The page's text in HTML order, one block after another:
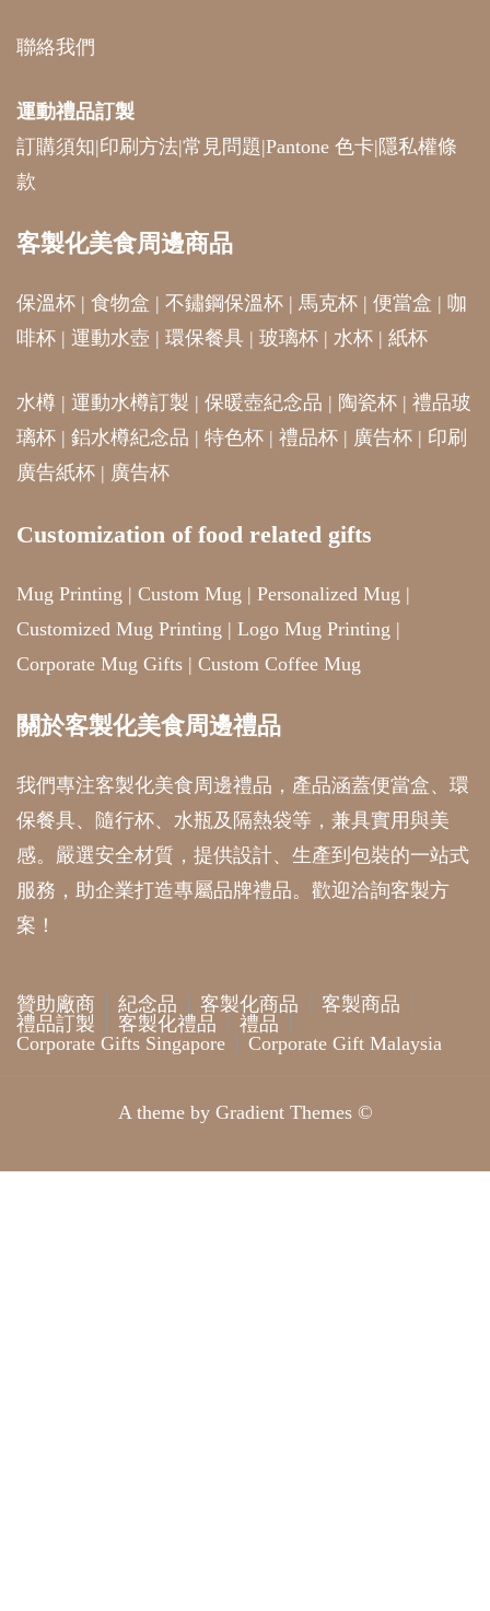
聯絡我們
運動禮品訂製
訂購須知|印刷方法|常見問題|Pantone 色卡| 隱私權條
款
客製化美食周邊商品
保溫杯 | 食物盒 | 不鏽鋼保溫杯 | 馬克杯 | 便當盒 | 咖
啡杯 | 運動水壺 | 環保餐具 | 玻璃杯 | 水杯 | 紙杯
水樽 | 運動水樽訂製 | 保暖壺紀念品 | 陶瓷杯 | 禮品玻
璃杯 | 鋁水樽紀念品 | 特色杯 | 禮品杯 | 廣告杯 | 印刷
廣告紙杯 | 廣告杯
Customization of food related gifts
Mug Printing | Custom Mug | Personalized Mug |
Customized Mug Printing | Logo Mug Printing |
Corporate Mug Gifts | Custom Coffee Mug
關於客製化美食周邊禮品
我們專注客製化美食周邊禮品，產品涵蓋便當盒、環
保餐具、隨行杯、水瓶及隔熱袋等，兼具實用與美
感。嚴選安全材質，提供設計、生產到包裝的一站式
服務，助企業打造專屬品牌禮品。歡迎洽詢客製方
案！
贊助廠商 紀念品 客製化商品
客製商品
禮品訂製
客製化禮品
禮品
Corporate Gifts Singapore
Corporate Gift Malaysia
A theme by Gradient Themes ©